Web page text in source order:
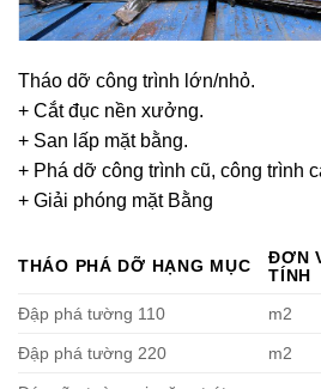
Tháo dỡ công trình lớn/nhỏ.
+ Cắt đục nền xưởng.
+ San lấp mặt bằng.
+ Phá dỡ công trình cũ, công trình
+ Giải phóng mặt Bằng
THÁO PHÁ DỠ HẠNG MỤC
ĐƠN
TÍNH
Đập phá tường 110
m2
Đập phá tường 220 m2